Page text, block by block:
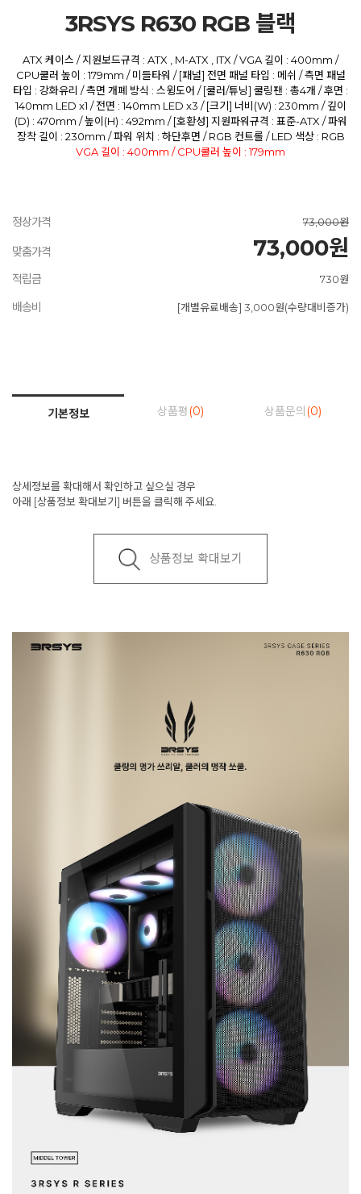
3RSYS R630 RGB 블랙
ATX 케이스 / 지원보드규격 : ATX , M-ATX , ITX / VGA 길이 : 400mm /
CPU쿨러 높이 : 179mm / 미들타워 / [패널] 전면 패널 타입 : 메쉬 / 측면 패널
타입 : 강화유리 / 측면 개폐 방식 : 스윙도어 / [쿨러/튜닝] 쿨링팬 : 총4개 / 후면 :
140mm LED x1 / 전면 : 140mm LED x3 / [크기] 너비(W) : 230mm / 깊이
(D) : 470mm / 높이(H) : 492mm / [호환성] 지원파워규격 : 표준-ATX / 파워
장착 길이 : 230mm / 파워 위치 : 하단후면 / RGB 컨트롤 / LED 색상 : RGB
VGA 길이 : 400mm / CPU쿨러 높이 : 179mm
정상가격 73,000원
맞춤가격 73,000원
적립금 730원
배송비 [개별유료배송] 3,000원(수량대비증가)
기본정보 상품평 (0) 상품문의 (0)
상세정보를 확대해서 확인하고 싶으실 경우
아래 [상품정보 확대보기] 버튼을 클릭해 주세요.
상품정보 확대보기